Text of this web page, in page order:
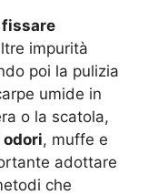
fissare
impurità
poi la pulizia
umide in
o la scatola,
, muffe e
adottare
che